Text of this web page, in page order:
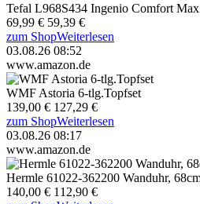
Tefal L968S434 Ingenio Comfort
69,99 € 59,39 €
zum ShopWeiterlesen
03.08.26 08:52
www.amazon.de
WMF Astoria 6-tlg.Topfset
139,00 € 127,29 €
zum ShopWeiterlesen
03.08.26 08:17
www.amazon.de
Hermle 61022-362200 Wanduhr,
140,00 € 112,90 €